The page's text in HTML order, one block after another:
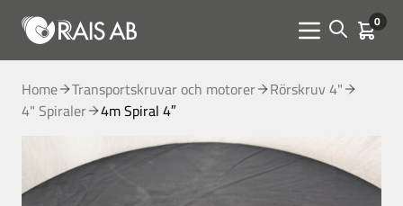
Menu toggle
Open 0
Home Transportskruvar och motorer Rörskruv 4"
4" Spiraler 4m Spiral 4″